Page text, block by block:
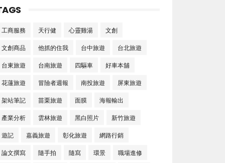
工商服務 天行健 心靈雞湯 文創
文創商品 他抓的住我 台中旅遊 台北旅遊
台東旅遊 台南旅遊 四驅車 好車本舖
花蓮旅遊 冒險者週報 南投旅遊 屏東旅遊
架站筆記 苗栗旅遊 面膜 海報輸出
產業分析 雲林旅遊 黑白照片 新竹旅遊
遊記 嘉義旅遊 彰化旅遊 網路行銷
論文撰寫 隨手拍 隨寫 環景 職場進修